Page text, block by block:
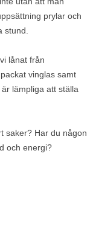
prylar och
stund.
lånat från
vinglas samt
lämpliga att ställa
saker? Har du någon
och energi?